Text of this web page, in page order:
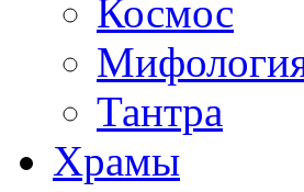
Космос
Тантра
Храмы